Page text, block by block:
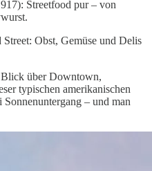
Streetfood pur – von
Obst, Gemüse und Delis
über Downtown,
typischen amerikanischen
– und man